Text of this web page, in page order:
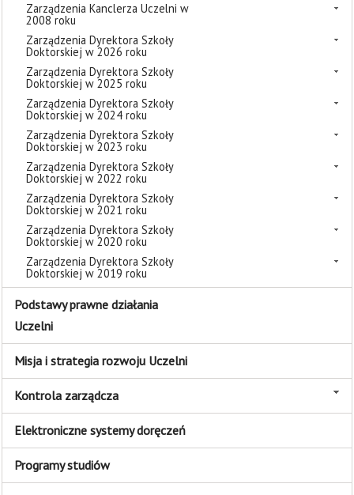
Zarządzenia Kanclerza Uczelni w
2008 roku
Zarządzenia Dyrektora Szkoły
Doktorskiej w 2026 roku
Zarządzenia Dyrektora Szkoły
Doktorskiej w 2025 roku
Zarządzenia Dyrektora Szkoły
Doktorskiej w 2024 roku
Zarządzenia Dyrektora Szkoły
Doktorskiej w 2023 roku
Zarządzenia Dyrektora Szkoły
Doktorskiej w 2022 roku
Zarządzenia Dyrektora Szkoły
Doktorskiej w 2021 roku
Zarządzenia Dyrektora Szkoły
Doktorskiej w 2020 roku
Zarządzenia Dyrektora Szkoły
Doktorskiej w 2019 roku
Podstawy prawne działania
Uczelni
Misja i strategia rozwoju Uczelni
Kontrola zarządcza
Elektroniczne systemy doręczeń
Programy studiów